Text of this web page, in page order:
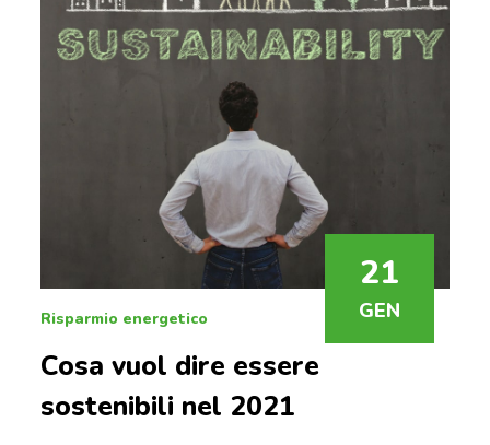
21
GEN
Risparmio energetico
Cosa vuol dire essere
sostenibili nel 2021